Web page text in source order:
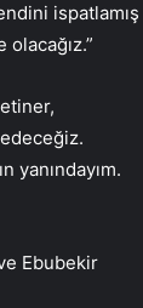
ispatlamış
yanındayım.
Ebubekir